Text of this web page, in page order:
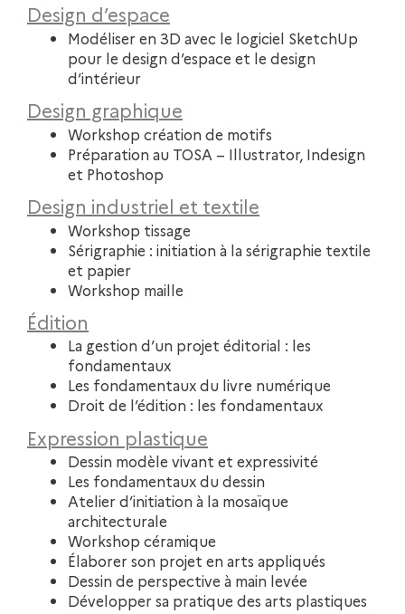
Design d’espace
Modéliser en 3D avec le logiciel SketchUp
pour le design d’espace et le design
d’intérieur
Design graphique
Workshop création de motifs
Préparation au TOSA – Illustrator, Indesign
et Photoshop
Design industriel et textile
Workshop tissage
Sérigraphie : initiation à la sérigraphie textile
et papier
Workshop maille
Édition
La gestion d’un projet éditorial : les
fondamentaux
Les fondamentaux du livre numérique
Droit de l’édition : les fondamentaux
Expression plastique
Dessin modèle vivant et expressivité
Les fondamentaux du dessin
Atelier d’initiation à la mosaïque
architecturale
Workshop céramique
Élaborer son projet en arts appliqués
Dessin de perspective à main levée
Développer sa pratique des arts plastiques